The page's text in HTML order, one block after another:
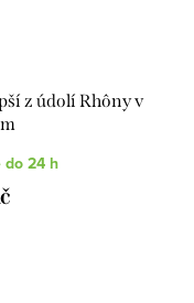
z údolí Rhôny v
do 24 h